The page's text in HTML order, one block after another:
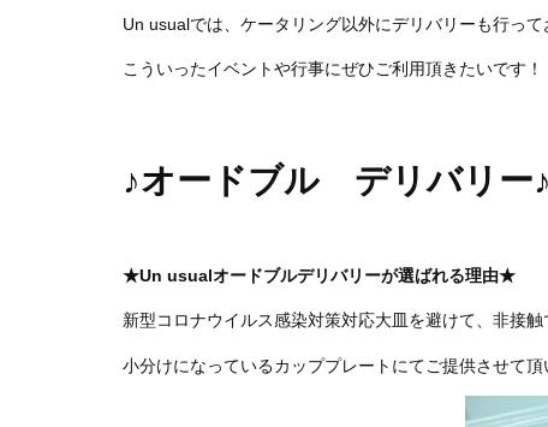
Un usualでは、ケータリング以外にデリバリーも行って
こういったイベントや行事にぜひご利用頂きたいです！
♪オードブル デリバリー♪
★Un usualオードブルデリバリーが選ばれる理由★
新型コロナウイルス感染対策対応大皿を避けて、非接触
小分けになっているカッププレートにてご提供させて頂